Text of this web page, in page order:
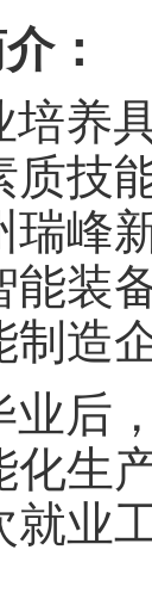
：
培养
质技
瑞峰
能装
制造
业后
化生
业